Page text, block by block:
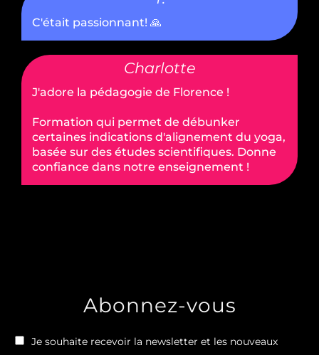
C'était passionnant! 🙏
Charlotte
J'adore la pédagogie de Florence !
Formation qui permet de débunker
certaines indications d'alignement du yoga,
basée sur des études scientifiques. Donne
confiance dans notre enseignement !
Abonnez-vous
Je souhaite recevoir la newsletter et les nouveaux